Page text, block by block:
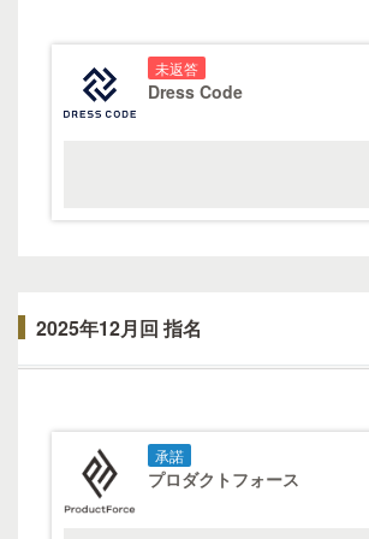
未返答
Dress Code
2025年12月回 指名
承諾
プロダクトフォース